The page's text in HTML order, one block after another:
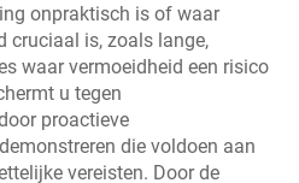
onpraktisch is of waar
cruciaal is, zoals lange,
waar vermoeidheid een risico
u tegen
proactieve
die voldoen aan
vereisten. Door de